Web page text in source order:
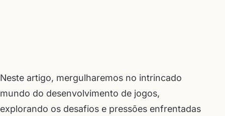
Neste artigo, mergulharemos no intrincado
mundo do desenvolvimento de jogos,
explorando os desafios e pressões enfrentadas